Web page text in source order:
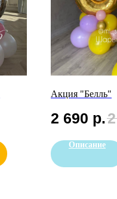
Акция "Белль"
2 690 р.
Описание